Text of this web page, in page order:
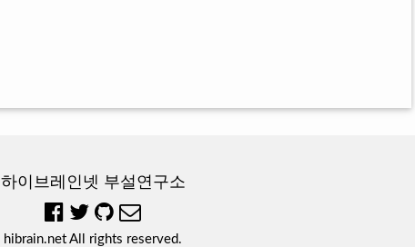
하이브레인넷 부설연구소
hibrain.net All rights reserved.